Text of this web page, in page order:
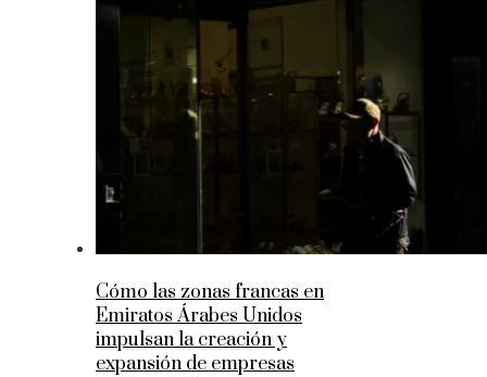
Cómo las zonas francas en
Emiratos Árabes Unidos
impulsan la creación y
expansión de empresas